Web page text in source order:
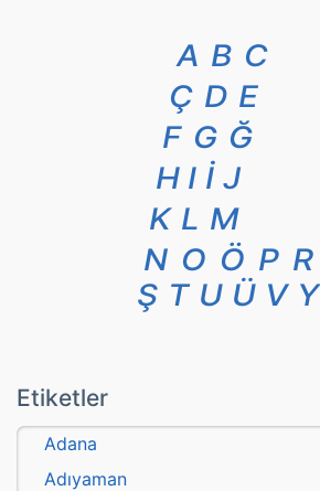
A B C
Ç D E
F G Ğ
H I İ J
K L M
N O Ö P R
Ş T U Ü V Y
Etiketler
Adana
Adıyaman